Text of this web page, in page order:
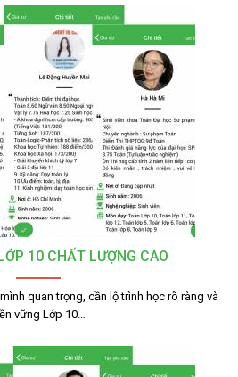
10 CHẤT LƯỢNG CAO
quan trọng, cần lộ trình học rõ ràng và
vững Lớp 10…